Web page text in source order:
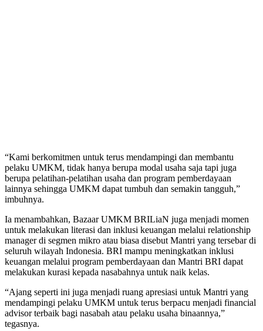
“Kami berkomitmen untuk terus mendampingi dan membantu
pelaku UMKM, tidak hanya berupa modal usaha saja tapi juga
berupa pelatihan-pelatihan usaha dan program pemberdayaan
lainnya sehingga UMKM dapat tumbuh dan semakin tangguh,”
imbuhnya.
Ia menambahkan, Bazaar UMKM BRILiaN juga menjadi momen
untuk melakukan literasi dan inklusi keuangan melalui relationship
manager di segmen mikro atau biasa disebut Mantri yang tersebar di
seluruh wilayah Indonesia. BRI mampu meningkatkan inklusi
keuangan melalui program pemberdayaan dan Mantri BRI dapat
melakukan kurasi kepada nasabahnya untuk naik kelas.
“Ajang seperti ini juga menjadi ruang apresiasi untuk Mantri yang
mendampingi pelaku UMKM untuk terus berpacu menjadi financial
advisor terbaik bagi nasabah atau pelaku usaha binaannya,”
tegasnya.